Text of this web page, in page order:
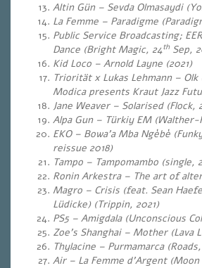
Altin Gün – Sevda Olmasaydi
La Femme – Paradigme
Public Service Broadcasting;
Dance (Bright Magic, 24th Sep,
Kid Loco – Arnold Layne (2021)
Triorität x Lukas Lehmann –
Modica presents Kraut Jazz
Jane Weaver – Solarised (Flock,
Alpa Gun – Türkiy EM (Walther-
EKO – Bowa’a Mba Ngèbè
reissue 2018)
Tampo – Tampomambo (single,
Ronin Arkestra – The art of
Magro – Crisis (feat. Sean
Lüdicke) (Trippin, 2021)
PS5 – Amigdala (Unconscious
Zoe’s Shanghai – Mother (Lava
Thylacine – Purmamarca
Air – La Femme d’Argent (Moon